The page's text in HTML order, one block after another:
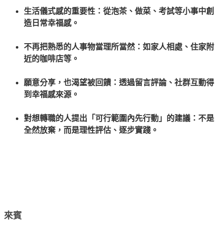
生活儀式感的重要性：從泡茶、做菜、考試等小事中創
造日常幸福感。
不再把熟悉的人事物當理所當然：如家人相處、住家附
近的咖啡店等。
願意分享，也渴望被回饋：透過留言評論、社群互動得
到幸福感來源。
對想轉職的人提出「可行範圍內先行動」的建議：不是
全然放棄，而是理性評估、逐步實踐。
來賓